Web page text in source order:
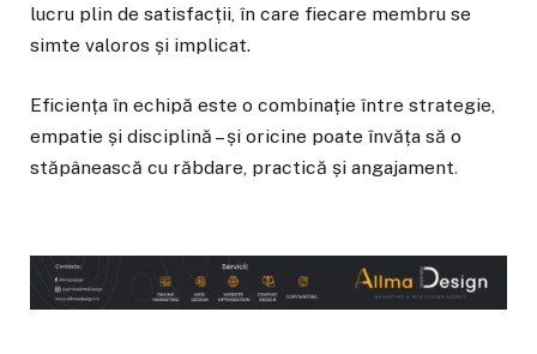
lucru plin de satisfacții, în care fiecare membru se
simte valoros și implicat.
Eficiența în echipă este o combinație între strategie,
empatie și disciplină – și oricine poate învăța să o
stăpânească cu răbdare, practică și angajament.